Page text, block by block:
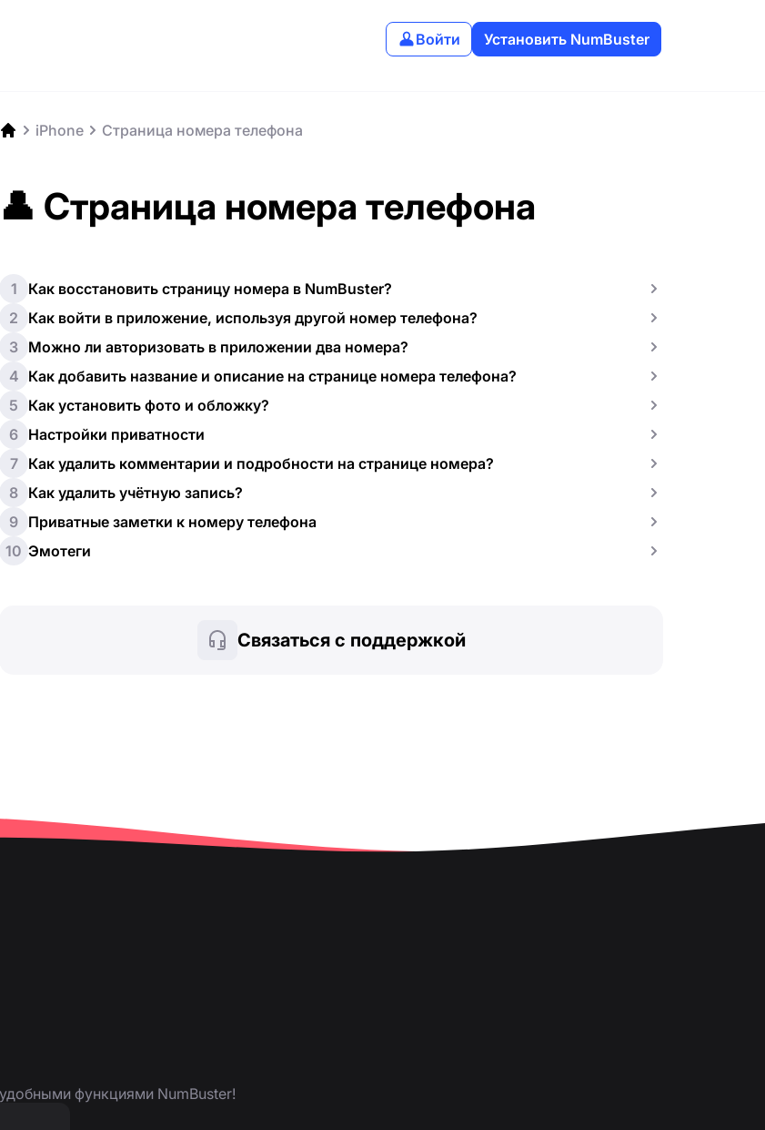
Войти Установить NumBuster
iPhone Страница номера телефона
👤 Страница номера телефона
1
Как восстановить страницу номера в NumBuster?
2
Как войти в приложение, используя другой номер телефона?
3 Можно ли авторизовать в приложении два номера?
4 Как добавить название и описание на странице номера телефона?
5
Как установить фото и обложку?
6 Настройки приватности
7
Как удалить комментарии и подробности на странице номера?
8 Как удалить учётную запись?
9 Приватные заметки к номеру телефона
10 Эмотеги
Связаться с поддержкой
функциями NumBuster!